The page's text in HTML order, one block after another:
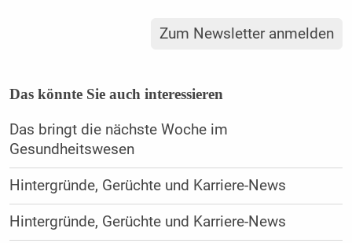
Zum Newsletter anmelden
Das könnte Sie auch interessieren
Das bringt die nächste Woche im
Gesundheitswesen
Hintergründe, Gerüchte und Karriere-News
Hintergründe, Gerüchte und Karriere-News